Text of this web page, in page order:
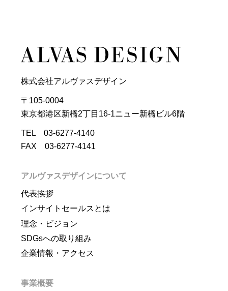
株式会社アルヴァスデザイン
〒105-0004
東京都港区新橋2丁目16-1ニュー新橋ビル6階
TEL 03-6277-4140
FAX 03-6277-4141
アルヴァスデザインについて
代表挨拶
インサイトセールスとは
理念・ビジョン
SDGsへの取り組み
企業情報・アクセス
事業概要